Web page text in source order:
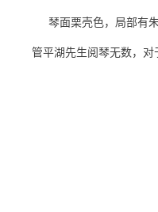
琴面栗壳色，局部有
管平湖先生阅琴无数，